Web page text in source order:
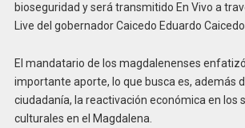
bioseguridad y será transmitido En Vivo a
Live del gobernador Caicedo Eduardo
El mandatario de los magdalenenses
importante aporte, lo que busca es, además
ciudadanía, la reactivación económica en los
culturales en el Magdalena.